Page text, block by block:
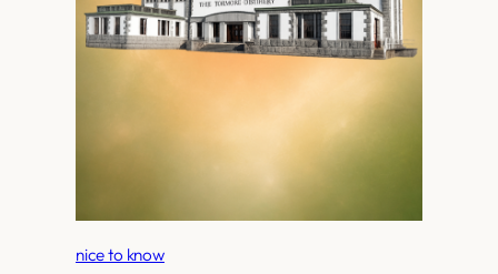
nice to know